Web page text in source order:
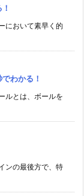
において素早く的
わかる！
ルとは、ボールを
ンの最後方で、特